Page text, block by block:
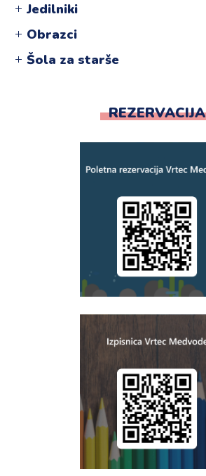
Jedilniki
Obrazci
Šola za starše
REZERVACIJA